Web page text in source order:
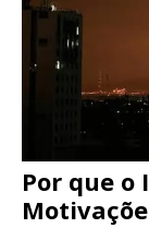
Por que o